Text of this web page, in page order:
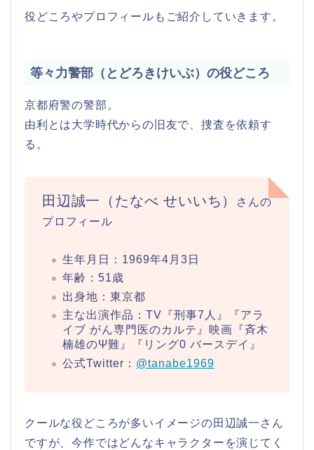
役どころやプロフィールもご紹介していきます。
等々力警部（とどろきけいぶ）の役どころ
京都府警の警部。
由利とは大学時代からの旧友で、捜査を依頼す
る。
田辺誠一（たなべ せいいち）
さんの
プロフィール
生年月日：1969年4月3日
年齢：51歳
出身地：東京都
主な出演作品：TV『刑事7人』『アラ
イブ がん専門医のカルテ』映画『斉木
楠雄のΨ難』『リング0 バースデイ』
公式Twitter： @tanabe1969
クールな役どころが多いイメージの田辺誠一さん
ですが、今作ではどんなキャラクターを演じてく